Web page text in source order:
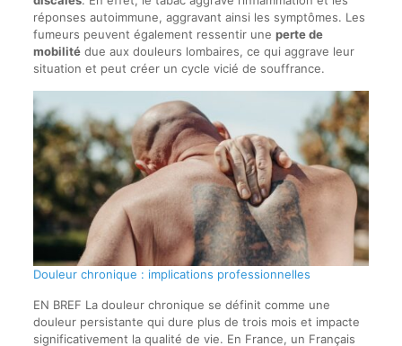
réponses autoimmune, aggravant ainsi les symptômes. Les
fumeurs peuvent également ressentir une perte de
mobilitédue aux douleurs lombaires, ce qui aggrave leur
situation et peut créer un cycle vicié de souffrance.
Douleur chronique : implications professionnelles
EN BREF La douleur chronique se définit comme une
douleur persistante qui dure plus de trois mois et impacte
significativement la qualité de vie. En France, un Français